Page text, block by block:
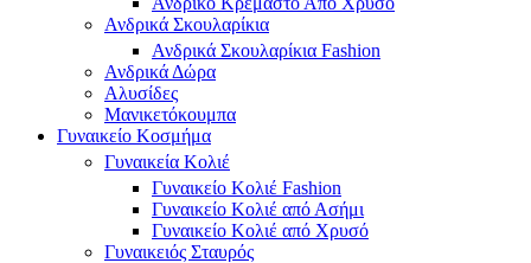
Ανδρικά Σκουλαρίκια
Ανδρικά Σκουλαρίκια Fashion
Ανδρικά Δώρα
Αλυσίδες
Μανικετόκουμπα
Γυναικείο Κοσμήμα
Γυναικεία Κολιέ
Γυναικείο Κολιέ Fashion
Γυναικείο Κολιέ από Ασήμι
Γυναικείο Κολιέ από Χρυσό
Γυναικειός Σταυρός